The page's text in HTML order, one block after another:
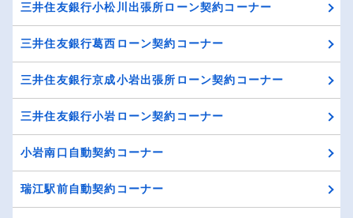
三井住友銀行小松川出張所ローン契約コーナー
三井住友銀行葛西ローン契約コーナー
三井住友銀行京成小岩出張所ローン契約コーナー
三井住友銀行小岩ローン契約コーナー
小岩南口自動契約コーナー
瑞江駅前自動契約コーナー